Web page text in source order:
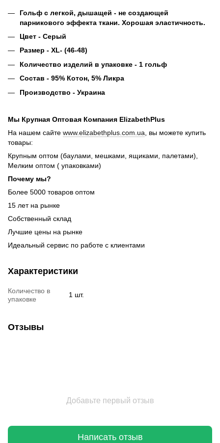
Гольф с легкой, дышащей - не создающей
парникового эффекта ткани. Хорошая эластичность.
Цвет - Серый
Размер - XL- (46-48)
Количество изделий в упаковке - 1 гольф
Состав - 95% Котон, 5% Ликра
Производство - Украина
Мы Крупная Оптовая Компания ElizabethPlus
На нашем сайте www.elizabethplus.com.ua , вы можете купить
товары:
Крупным оптом (баулами, мешками, ящиками, палетами),
Мелким оптом ( упаковками)
Почему мы?
Более 5000 товаров оптом
15 лет на рынке
Собственный склад
Лучшие цены на рынке
Идеальный сервис по работе с клиентами
Характеристики
Количество в
упаковке
1 шт.
Отзывы
Добавьте первый отзыв
Написать отзыв